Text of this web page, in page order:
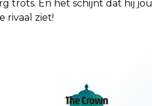
trots. En het schijnt dat hij jou
rivaal ziet!